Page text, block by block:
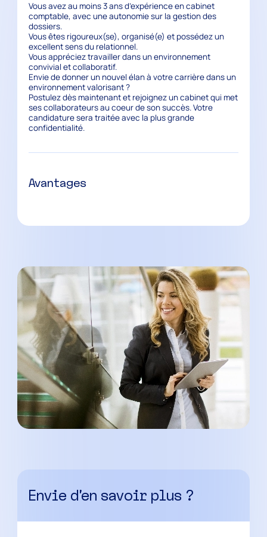
Vous avez au moins 3 ans d’expérience en cabinet
comptable, avec une autonomie sur la gestion des
dossiers.
Vous êtes rigoureux(se), organisé(e) et possédez un
excellent sens du relationnel.
Vous appréciez travailler dans un environnement
convivial et collaboratif.
Envie de donner un nouvel élan à votre carrière dans un
environnement valorisant ?
Postulez dès maintenant et rejoignez un cabinet qui met
ses collaborateurs au coeur de son succès. Votre
candidature sera traitée avec la plus grande
confidentialité.
Avantages
Envie d’en savoir plus ?